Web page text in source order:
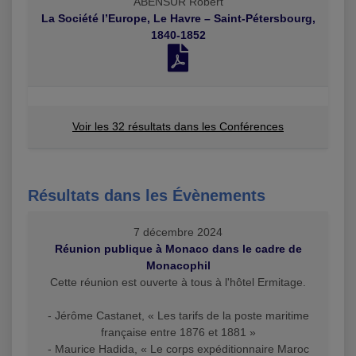
La Société l’Europe, Le Havre – Saint-Pétersbourg,
1840-1852
Voir les 32 résultats dans les Conférences
Résultats dans les Évènements
7 décembre 2024
Réunion publique à Monaco dans le cadre de
Monacophil
Cette réunion est ouverte à tous à l'hôtel Ermitage.
- Jérôme Castanet, « Les tarifs de la poste maritime
française entre 1876 et 1881 »
- Maurice Hadida, « Le corps expéditionnaire Maroc